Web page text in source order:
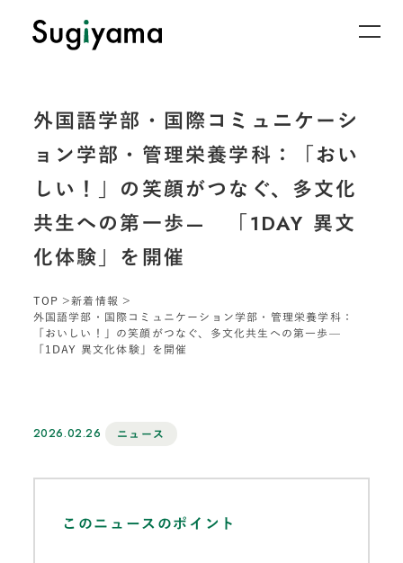
外国語学部・国際コミュニケーシ
ョン学部・管理栄養学科：「おい
しい！」の笑顔がつなぐ、多文化
共生への第一歩— 「1DAY 異文
化体験」を開催
TOP
新着情報
外国語学部・国際コミュニケーション学部・管理栄養学科：
「おいしい！」の笑顔がつなぐ、多文化共生への第一歩—
「1DAY 異文化体験」を開催
2026.02.26 ニュース
このニュースのポイント